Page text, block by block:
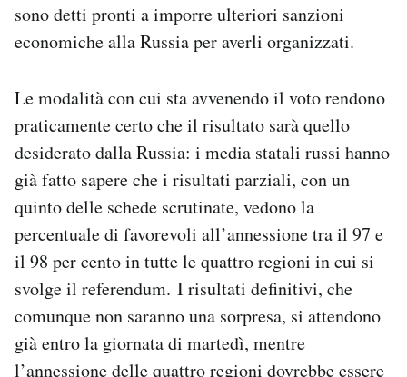
sono detti pronti a imporre ulteriori sanzioni
economiche alla Russia per averli organizzati.
Le modalità con cui sta avvenendo il voto rendono
praticamente certo che il risultato sarà quello
desiderato dalla Russia: i media statali russi hanno
già fatto sapere che i risultati parziali, con un
quinto delle schede scrutinate, vedono la
percentuale di favorevoli all’annessione tra il 97 e
il 98 per cento in tutte le quattro regioni in cui si
svolge il referendum. I risultati definitivi, che
comunque non saranno una sorpresa, si attendono
già entro la giornata di martedì, mentre
l’annessione delle quattro regioni dovrebbe essere